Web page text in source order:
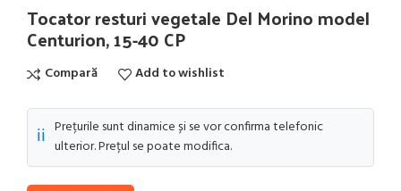
Tocator resturi vegetale Del Morino model
Centurion, 15-40 CP
Compară Add to wishlist
ℹ️ Prețurile sunt dinamice și se vor confirma telefonic
ulterior. Prețul se poate modifica.